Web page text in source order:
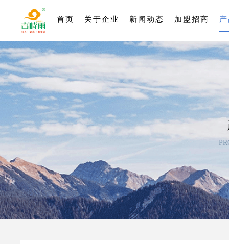
首页 关于企业 新闻动态 加盟招商